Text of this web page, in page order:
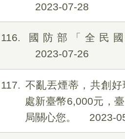
2023-07-28
116
國防部「全民
2023-07-26
117
不亂丟煙蒂，共創
處新臺幣6,000元，
局關心您。
2023-